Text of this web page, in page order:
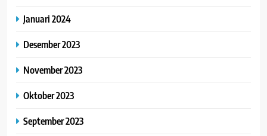
Januari 2024
Desember 2023
November 2023
Oktober 2023
September 2023